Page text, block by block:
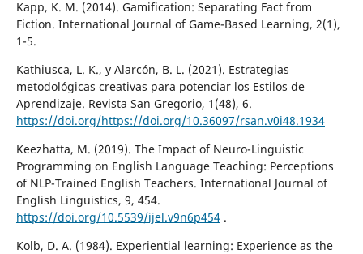
Kapp, K. M. (2014). Gamification: Separating Fact from
Fiction. International Journal of Game-Based Learning, 2(1),
1-5.
Kathiusca, L. K., y Alarcón, B. L. (2021). Estrategias
metodológicas creativas para potenciar los Estilos de
Aprendizaje. Revista San Gregorio, 1(48), 6.
https://doi.org/https://doi.org/10.36097/rsan.v0i48.1934
Keezhatta, M. (2019). The Impact of Neuro-Linguistic
Programming on English Language Teaching: Perceptions
of NLP-Trained English Teachers. International Journal of
English Linguistics, 9, 454.
https://doi.org/10.5539/ijel.v9n6p454.
Kolb, D. A. (1984). Experiential learning: Experience as the